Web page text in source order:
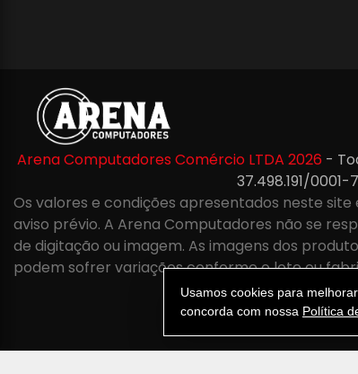
Arena Computadores Comércio LTDA 2026 -
37.498.191/0001-
Os valores e condições apresentados neste
aviso prévio. A Arena Computadores não se
de digitação ou imagem. As imagens dos
podem sofrer variações conforme o lote ou
Usamos cookies para
concorda com nossa Política